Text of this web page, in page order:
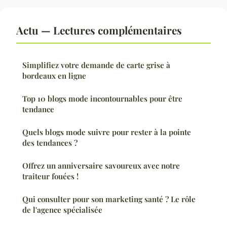
Actu — Lectures complémentaires
Simplifiez votre demande de carte grise à
bordeaux en ligne
Top 10 blogs mode incontournables pour être
tendance
Quels blogs mode suivre pour rester à la pointe
des tendances ?
Offrez un anniversaire savoureux avec notre
traiteur fouées !
Qui consulter pour son marketing santé ? Le rôle
de l'agence spécialisée